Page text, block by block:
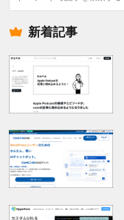
索
新着記事